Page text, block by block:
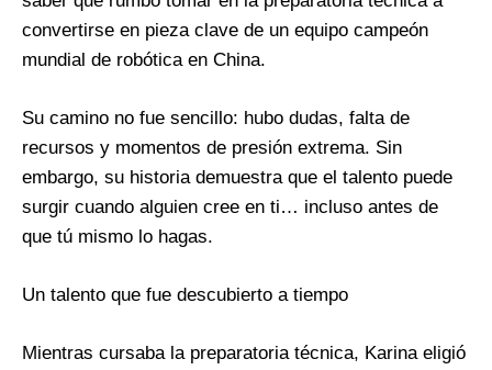
convertirse en pieza clave de un equipo campeón
mundial de robótica en China.
Su camino no fue sencillo: hubo dudas, falta de
recursos y momentos de presión extrema. Sin
embargo, su historia demuestra que el talento puede
surgir cuando alguien cree en ti… incluso antes de
que tú mismo lo hagas.
Un talento que fue descubierto a tiempo
Mientras cursaba la preparatoria técnica, Karina eligió